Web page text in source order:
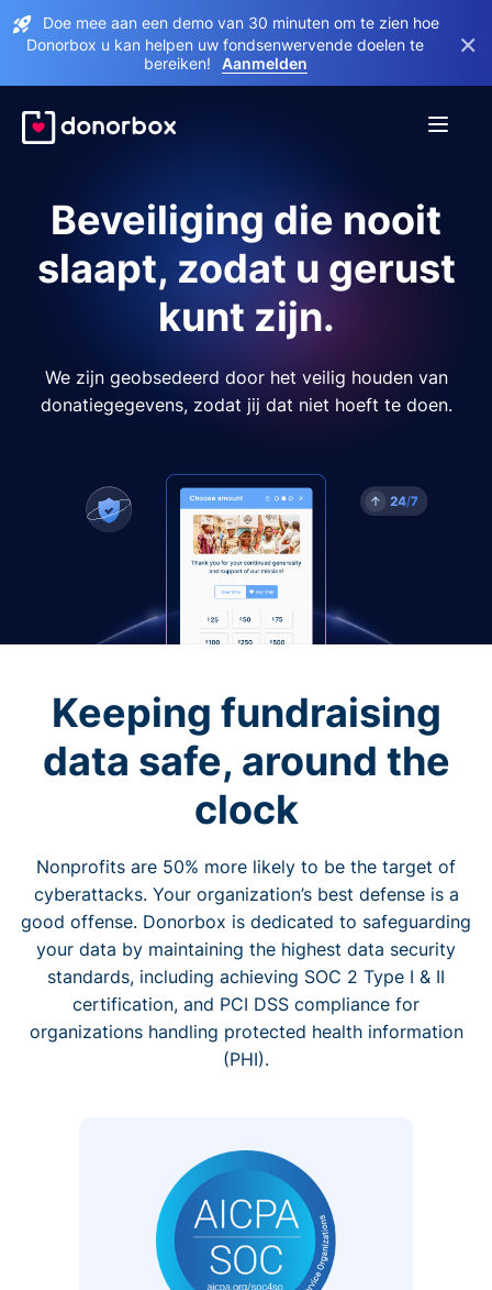
Doe mee aan een demo van 30 minuten om te zien hoe
Donorbox u kan helpen uw fondsenwervende doelen te
bereiken!
Aanmelden
×
Beveiliging die nooit
slaapt, zodat u gerust
kunt zijn.
We zijn geobsedeerd door het veilig houden van
donatiegegevens, zodat jij dat niet hoeft te doen.
Keeping fundraising
data safe, around the
clock
Nonprofits are 50% more likely to be the target of
cyberattacks. Your organization’s best defense is a
good offense. Donorbox is dedicated to safeguarding
your data by maintaining the highest data security
standards, including achieving SOC 2 Type I & II
certification, and PCI DSS compliance for
organizations handling protected health information
(PHI).